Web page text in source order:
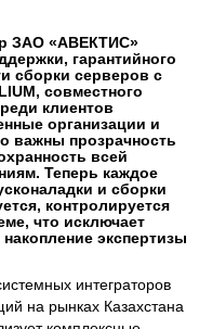
ЗАО «АВЕКТИС»
гарантийного
сборки серверов с
совместного
клиентов
организации и
важны прозрачность
всей
Теперь каждое
и сборки
контролируется
что исключает
экспертизы
интеграторов
на рынках Казахстана